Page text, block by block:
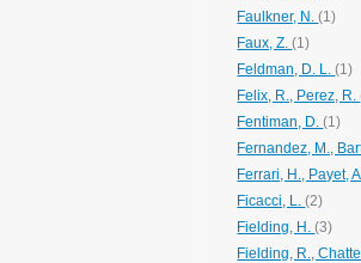
Faulkner, N.(1)
Faux, Z.(1)
Feldman, D. L.(1)
Felix, R., Perez, R.
Fentiman, D.(1)
Fernandez, M.,
Ferrari, H., Payet,
Ficacci, L.(2)
Fielding, H.(3)
Fielding, R.,